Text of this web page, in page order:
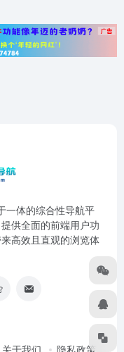
一体的综合性导航平
供全面的前端用户功
高效且直观的浏览体